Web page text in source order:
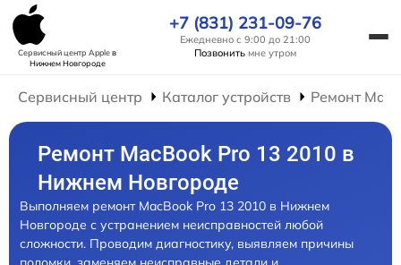
Сервисный центр Appleв
Нижнем Новгороде
+7 (831) 231-09-76
Ежедневно с 9:00 до 21:00
Позвонить мне утром
Сервисный центр Каталог устройств Ремонт
Ремонт MacBook Pro 13 2010 в
Нижнем Новгороде
Выполняем ремонт MacBook Pro 13 2010 в Нижнем
Новгороде с устранением неисправностей любой
сложности. Проводим диагностику, выявляем причины